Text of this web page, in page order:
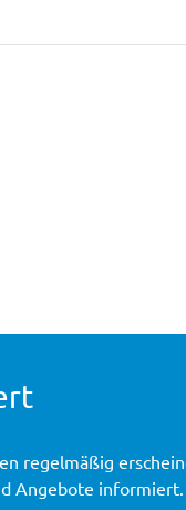
regelmäßig
Angebote informiert.